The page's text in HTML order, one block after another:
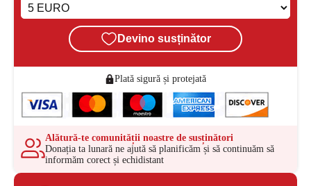
Devino susținător
Plată sigură și protejată
Alătură-te comunității noastre de susținători
Donația ta lunară ne ajută să planificăm și să continuăm să
informăm corect și echidistant